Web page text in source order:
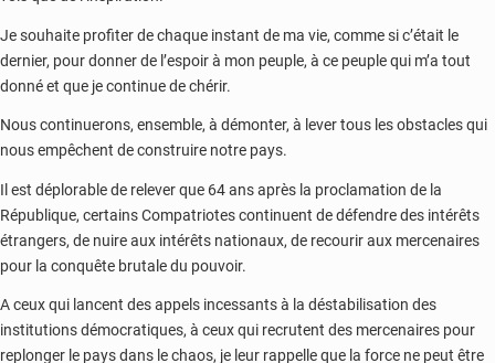
Je souhaite profiter de chaque instant de ma vie, comme si c’était le
dernier, pour donner de l’espoir à mon peuple, à ce peuple qui m’a tout
donné et que je continue de chérir.
Nous continuerons, ensemble, à démonter, à lever tous les obstacles qui
nous empêchent de construire notre pays.
Il est déplorable de relever que 64 ans après la proclamation de la
République, certains Compatriotes continuent de défendre des intérêts
étrangers, de nuire aux intérêts nationaux, de recourir aux mercenaires
pour la conquête brutale du pouvoir.
A ceux qui lancent des appels incessants à la déstabilisation des
institutions démocratiques, à ceux qui recrutent des mercenaires pour
replonger le pays dans le chaos, je leur rappelle que la force ne peut être